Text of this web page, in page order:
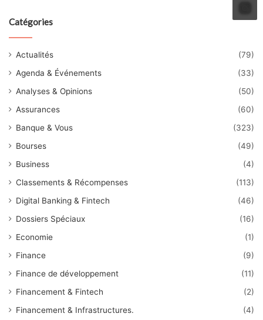
Catégories
Actualités
(79)
Agenda & Événements
(33)
Analyses & Opinions
(50)
Assurances
(60)
Banque & Vous
(323)
Bourses
(49)
Business
(4)
Classements & Récompenses
(113)
Digital Banking & Fintech
(46)
Dossiers Spéciaux
(16)
Economie
(1)
Finance
(9)
Finance de développement
(11)
Financement & Fintech
(2)
Financement & Infrastructures.
(4)